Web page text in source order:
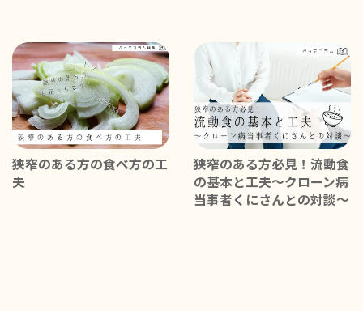
狭窄のある方の食べ方の工
夫
狭窄のある方必見！流動食
の基本と工夫～クローン病
当事者くにさんとの対談～